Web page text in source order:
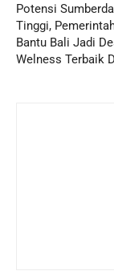
Potensi
Tinggi,
Bantu Bali Jadi
Welness Terbaik